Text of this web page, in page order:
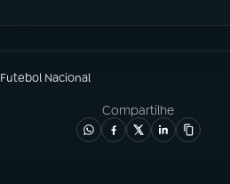
Futebol Nacional
Compartilhe